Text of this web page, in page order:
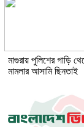
মাগুরায় পুলিশের গাড়ি
মামলার আসামি ছিনতাই